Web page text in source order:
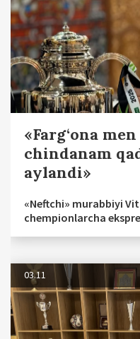
«Farg‘ona
chindanam
aylandi»
«Neftchi» murabbiyi
chempionlarcha
03.11